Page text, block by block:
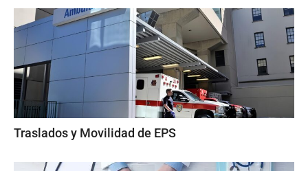
Traslados y Movilidad de EPS